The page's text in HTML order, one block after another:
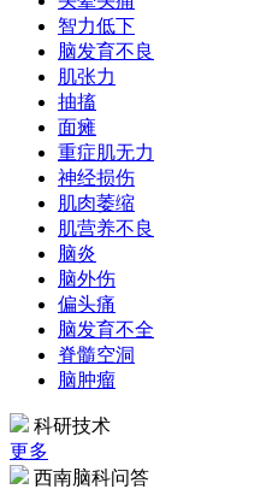
智力低下
脑发育不良
肌张力
抽搐
面瘫
重症肌无力
神经损伤
肌肉萎缩
肌营养不良
脑炎
脑外伤
偏头痛
脑发育不全
脊髓空洞
脑肿瘤
科研技术
更多
西南脑科问答